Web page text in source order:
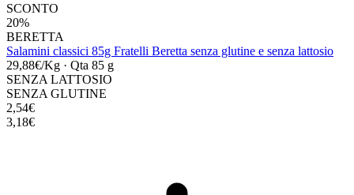
SCONTO
20%
BERETTA
Salamini classici 85g Fratelli Beretta senza glutine e senza lattosio
29,88€/Kg · Qta 85 g
SENZA LATTOSIO
SENZA GLUTINE
2,54€
3,18€